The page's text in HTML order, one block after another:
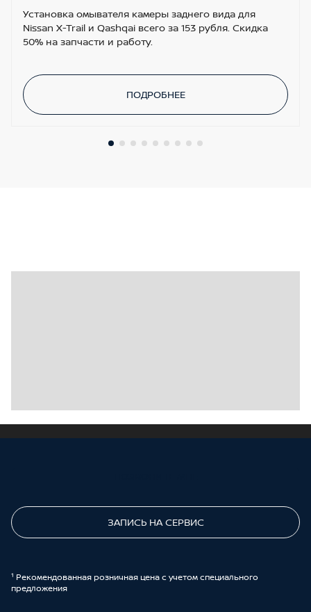
Установка омывателя камеры заднего вида для
Nissan X-Trail и Qashqai всего за 153 рубля. Скидка
50% на запчасти и работу.
ПОДРОБНЕЕ
ЗАПИСЬ НА СЕРВИС
¹ Рекомендованная розничная цена с учетом специального
предложения